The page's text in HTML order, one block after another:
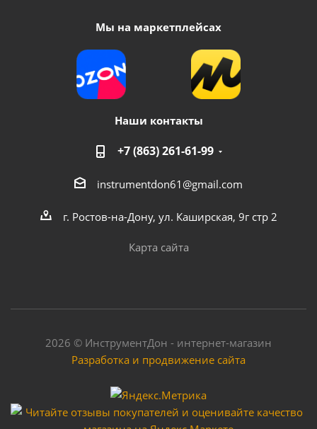
Мы на маркетплейсах
Наши контакты
+7 (863) 261-61-99
instrumentdon61@gmail.com
г. Ростов-на-Дону, ул. Каширская, 9г стр 2
Карта сайта
2026 © ИнструментДон - интернет-магазин
Разработка и продвижение сайта